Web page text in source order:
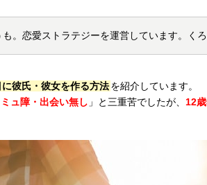
も。恋愛ストラテジーを運営しています。く
彼氏・彼女を作る方法を紹介しています。
ュ障・出会い無し 」と三重苦でしたが、 12